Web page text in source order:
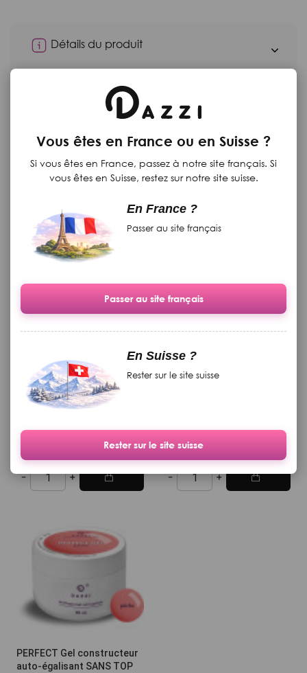
Vous êtes en France ou en Suisse ?
Si vous êtes en France, passez à notre site français. Si
vous êtes en Suisse, restez sur notre site suisse.
En France ?
Passer au site français
Passer au site français
En Suisse ?
Rester sur le site suisse
Rester sur le site suisse
Détails du produit
Moyens de paiement
Retours
Produits complementaires
Cuticule "Foto Finish" aroma
d'orange, cannelle et de la
vanille, avec du beurre de
Disponible
19.90 CHF
Grand livre de théorie
Disponible
369.00 CHF
PERFECT Gel constructeur
auto-égalisant SANS TOP